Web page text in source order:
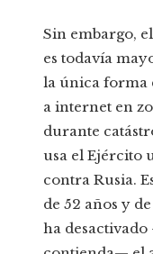
Sin embargo,
es todavía
la única forma
a internet en
durante
usa el Ejército
contra Rusia.
de 52 años y
ha